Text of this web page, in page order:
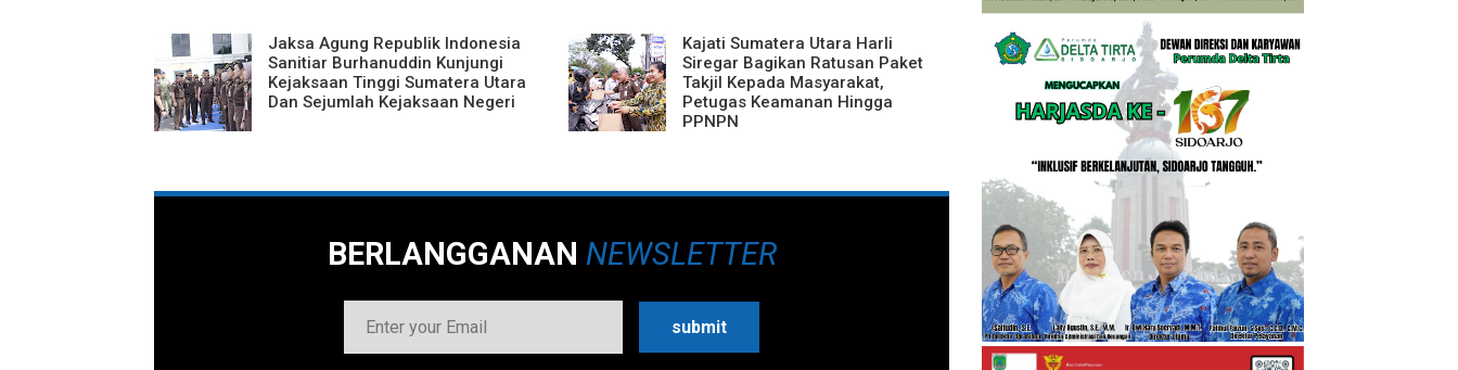
Jaksa Agung Republik Indonesia
Sanitiar Burhanuddin Kunjungi
Kejaksaan Tinggi Sumatera Utara
Dan Sejumlah Kejaksaan Negeri
Kajati Sumatera Utara Harli
Siregar Bagikan Ratusan Paket
Takjil Kepada Masyarakat,
Petugas Keamanan Hingga
PPNPN
BERLANGGANAN NEWSLETTER